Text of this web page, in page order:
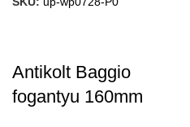
Antikolt Baggio
fogantyu 160mm